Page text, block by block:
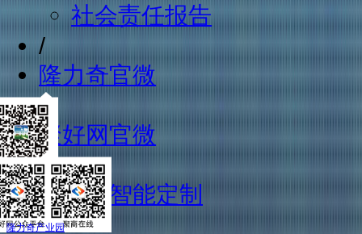
社会责任报告
/
隆力奇官微
/
聚好网官微
/
数字化智能定制
隆力奇产业园